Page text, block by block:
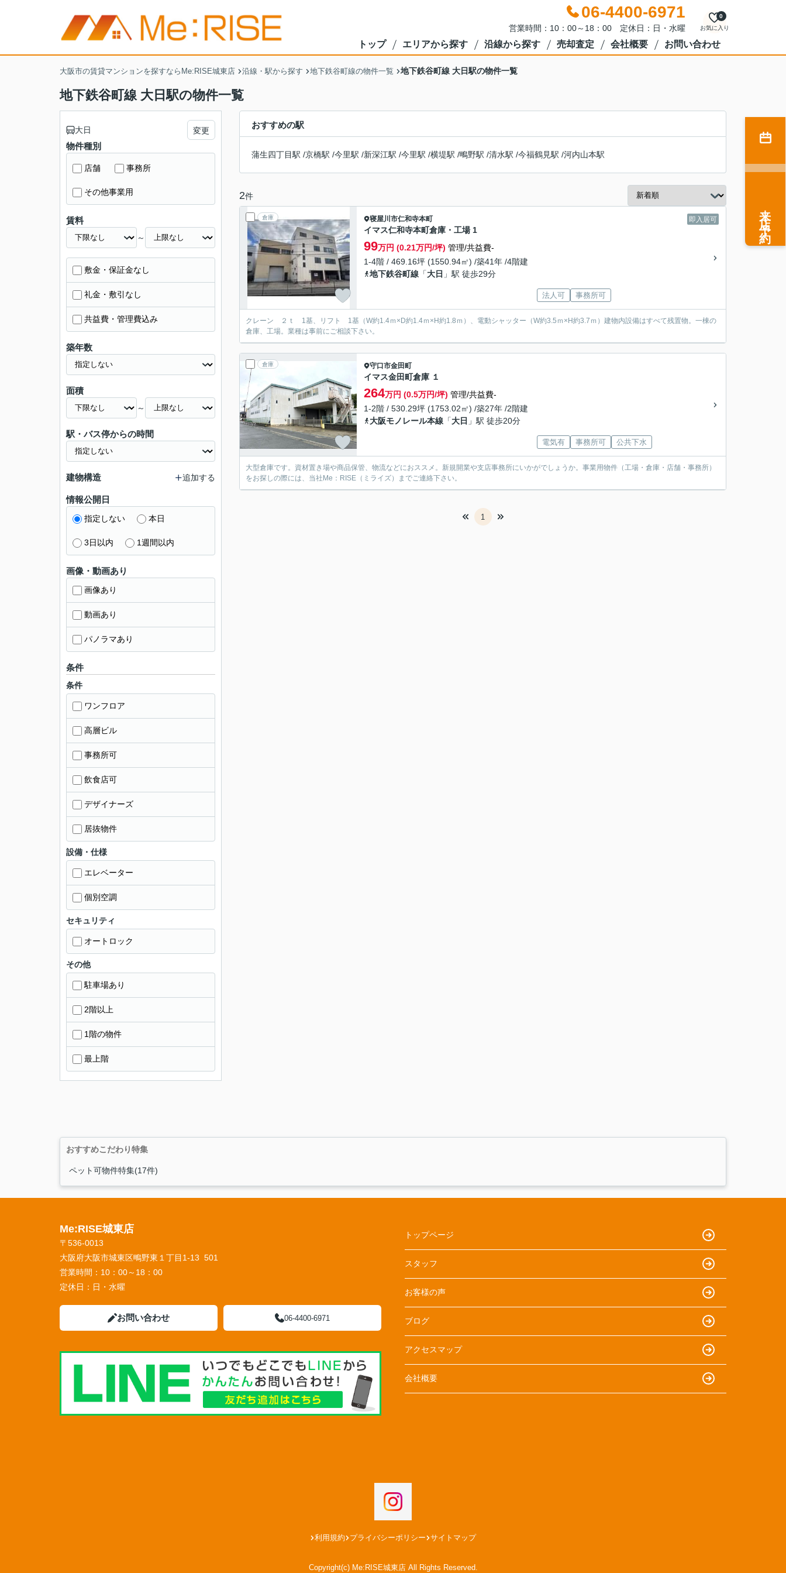
06-4400-6971
営業時間：10：00～18：00 定休日：日・水曜 お気に入り
0
トップ エリアから探す 沿線から探す 売却査定 会社概要 お問い合わせ
大阪市の賃貸マンションを探すならMe:RISE城東店 沿線・駅から探す 地下鉄谷町線の物件一覧 地下鉄谷町線 大日駅の物件一覧
地下鉄谷町線 大日駅の物件一覧
おすすめの駅
蒲生四丁目駅 /京橋駅 /今里駅 /新深江駅 /今里駅 /横堤駅 /鴫野駅 /清水駅 /今福鶴見駅 /河内山本駅
2件
倉庫 即入居可
寝屋川市仁和寺本町
イマス仁和寺本町倉庫・工場 1
99万円 (0.21万円/坪) 管理/共益費-
1-4階 / 469.16坪 (1550.94㎡) /築41年 /4階建
地下鉄谷町線 「大日 」駅 徒歩29分
法人可 事務所可
クレーン ２ｔ 1基、リフト 1基（W約1.4ｍ×D約1.4ｍ×H約1.8ｍ）、電動シャッター（W約3.5ｍ×H約3.7ｍ）建物内設備はすべて残置物。一棟の
倉庫、工場。業種は事前にご相談下さい。
倉庫 守口市金田町
イマス金田町倉庫 １
264万円 (0.5万円/坪) 管理/共益費-
1-2階 / 530.29坪 (1753.02㎡) /築27年 /2階建
大阪モノレール本線 「大日 」駅 徒歩20分
電気有 事務所可 公共下水
大型倉庫です。資材置き場や商品保管、物流などにおススメ。新規開業や支店事務所にいかがでしょうか。事業用物件（工場・倉庫・店舗・事務所）
をお探しの際には、当社Me：RISE（ミライズ）までご連絡下さい。
1
大日 変更
物件種別
店舗 事務所
その他事業用
賃料
～
敷金・保証金なし
礼金・敷引なし
共益費・管理費込み
築年数
面積
～
駅・バス停からの時間
建物構造 追加する
情報公開日
指定しない 本日
3日以内 1週間以内
画像・動画あり
画像あり
動画あり
パノラマあり
条件
条件
ワンフロア
高層ビル
事務所可
飲食店可
デザイナーズ
居抜物件
設備・仕様
エレベーター
個別空調
セキュリティ
オートロック
その他
駐車場あり
2階以上
1階の物件
最上階
おすすめこだわり特集
ペット可物件特集(17件)
来店予約
Me:RISE城東店
〒536-0013
大阪府大阪市城東区鴫野東１丁目1-13 501
営業時間： 10：00～18：00
定休日： 日・水曜
お問い合わせ 06-4400-6971
トップページ
スタッフ
お客様の声
ブログ
アクセスマップ
会社概要
利用規約 プライバシーポリシー サイトマップ
Copyright(c) Me:RISE城東店 All Rights Reserved.